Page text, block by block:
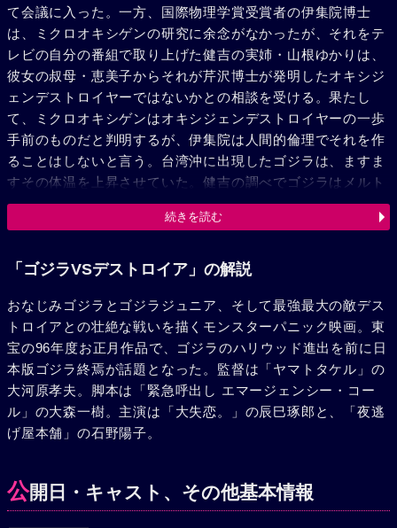
て会議に入った。一方、国際物理学賞受賞者の伊集院博士
は、ミクロオキシゲンの研究に余念がなかったが、それをテ
レビの自分の番組で取り上げた健吉の実姉・山根ゆかりは、
彼女の叔母・恵美子からそれが芹沢博士が発明したオキシジ
ェンデストロイヤーではないかとの相談を受ける。果たし
て、ミクロオキシゲンはオキシジェンデストロイヤーの一歩
手前のものだと判明するが、伊集院は人間的倫理でそれを作
ることはしないと言う。台湾沖に出現したゴジラは、ますま
すその体温を上昇させていた。健吉の調べでゴジラはメルト
ダウンを起こすのではないかという予測が立てられる。これ
をくい止めるには、オキシジェンデストロイヤーを使うしか
キシジェンデストロイヤーの開発を依頼する健吉。その頃、
生した。原因は42年前に東京湾に沈んだオキシジェンデスト
ロイヤーによって異常成育した微生物が、東京湾海底トンネ
ル工事で地上に出現したことにあった。その微生物は急速に
巨大化し、ついに人間を襲うほどまで成長した。謎の生物が
逃げ込んだ臨海副都心は地獄の様相を呈する。政府も自衛隊
を派遣して、デストロイアと名づけられたその怪獣を攻撃す
るが、全く歯が立たない。そこでGサミットは、デストロイ
ってゴジラジュニアをデストロイアの囮にすることにした。
ジュニアが来ればゴジラも後を追って来るはずだ。ジュニア
続きを読む
「ゴジラVSデストロイア」の解説
おなじみゴジラとゴジラジュニア、そして最強最大の敵デス
トロイアとの壮絶な戦いを描くモンスターパニック映画。東
宝の96年度お正月作品で、ゴジラのハリウッド進出を前に日
本版ゴジラ終焉が話題となった。監督は「ヤマトタケル」の
大河原孝夫。脚本は「緊急呼出し エマージェンシー・コー
ル」の大森一樹。主演は「大失恋。」の辰巳琢郎と、「夜逃
げ屋本舗」の石野陽子。
公開日・キャスト、その他基本情報